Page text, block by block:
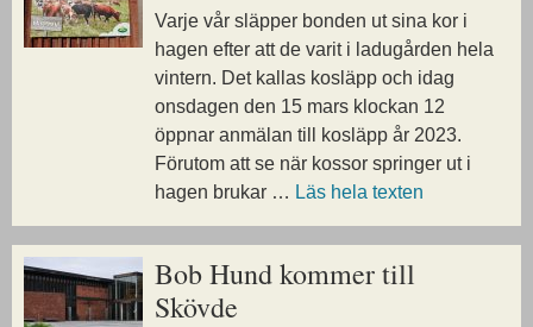
Varje vår släpper bonden ut sina kor i
hagen efter att de varit i ladugården hela
vintern. Det kallas kosläpp och idag
onsdagen den 15 mars klockan 12
öppnar anmälan till kosläpp år 2023.
Förutom att se när kossor springer ut i
hagen brukar … Läs hela texten
Bob Hund kommer till
Skövde